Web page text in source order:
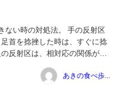
ない時の対処法。 手の反射区
首を捻挫した時は、すぐに捻
反射区は、相対応の関係があ
あきの食べ歩きハッピー部管理人